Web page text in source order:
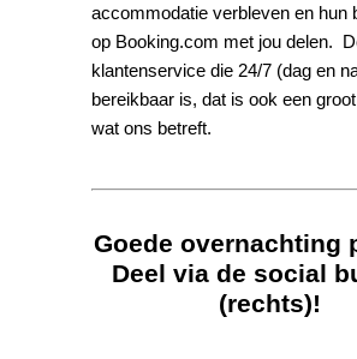
accommodatie verbleven en hun
op Booking.com met jou delen.
klantenservice die 24/7 (dag en
bereikbaar is, dat is ook een
wat ons betreft.
Goede overnachting
Deel via de social
(rechts)!